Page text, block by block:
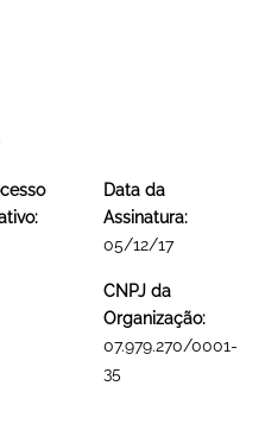
Data da
Assinatura:
05/12/17
CNPJ da
Organização:
07.979.270/0001-
35